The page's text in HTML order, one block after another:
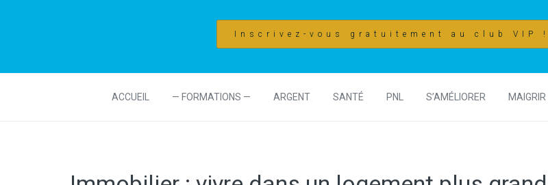
Inscrivez-vous gratuitement au club VIP !
ACCUEIL — FORMATIONS — ARGENT SANTÉ PNL S’AMÉLIORER MAIGRIR